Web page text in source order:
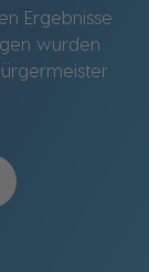
Ergebnisse
wurden